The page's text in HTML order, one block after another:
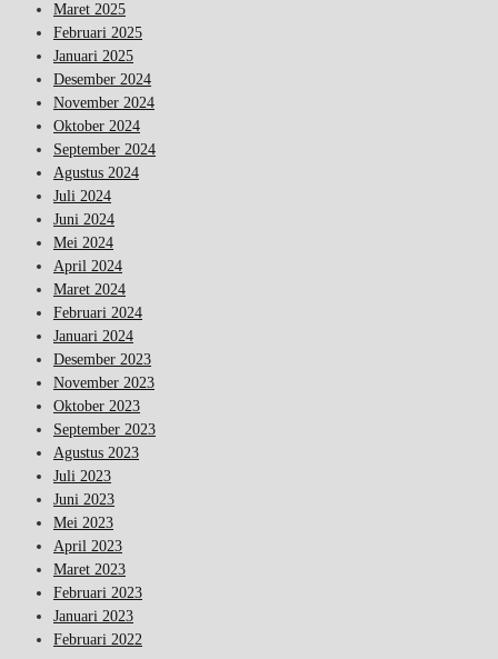
Maret 2025
Februari 2025
Januari 2025
Desember 2024
November 2024
Oktober 2024
September 2024
Agustus 2024
Juli 2024
Juni 2024
Mei 2024
April 2024
Maret 2024
Februari 2024
Januari 2024
Desember 2023
November 2023
Oktober 2023
September 2023
Agustus 2023
Juli 2023
Juni 2023
Mei 2023
April 2023
Maret 2023
Februari 2023
Januari 2023
Februari 2022